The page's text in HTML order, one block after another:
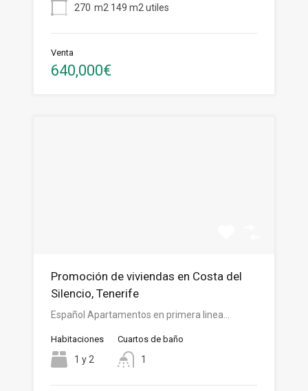
270 m2 149 m2 utiles
Venta
640,000€
Promoción de viviendas en Costa del
Silencio, Tenerife
Español Apartamentos en primera linea…
Habitaciones
1 y 2
Cuartos de baño
1